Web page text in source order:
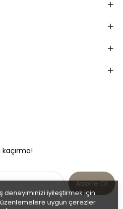
deneyiminizi iyileştirmek için
uygun çerezler
kaçırma!
Abone Ol